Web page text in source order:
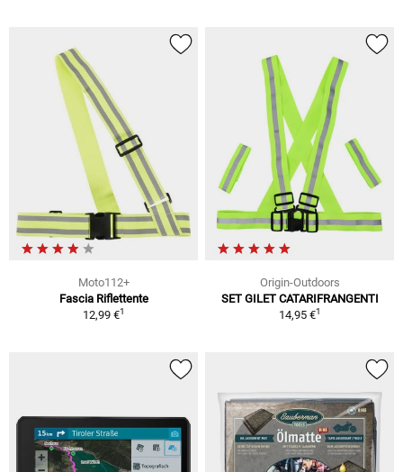
Moto112+
Fascia Riflettente
12,99 €1
Origin-Outdoors
SET GILET CATARIFRANGENTI
14,95 €1